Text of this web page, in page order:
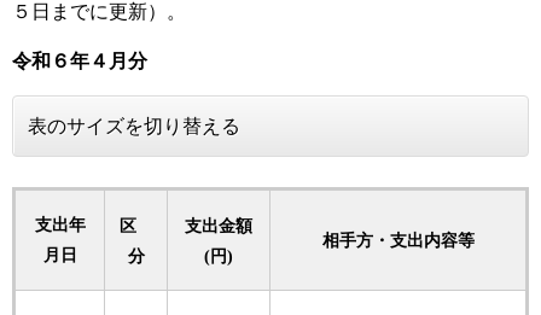
５日までに更新）。
令和６年４月分
表のサイズを切り替える
支出年
月日
区
分
支出金額
(円)
相手方・支出内容等